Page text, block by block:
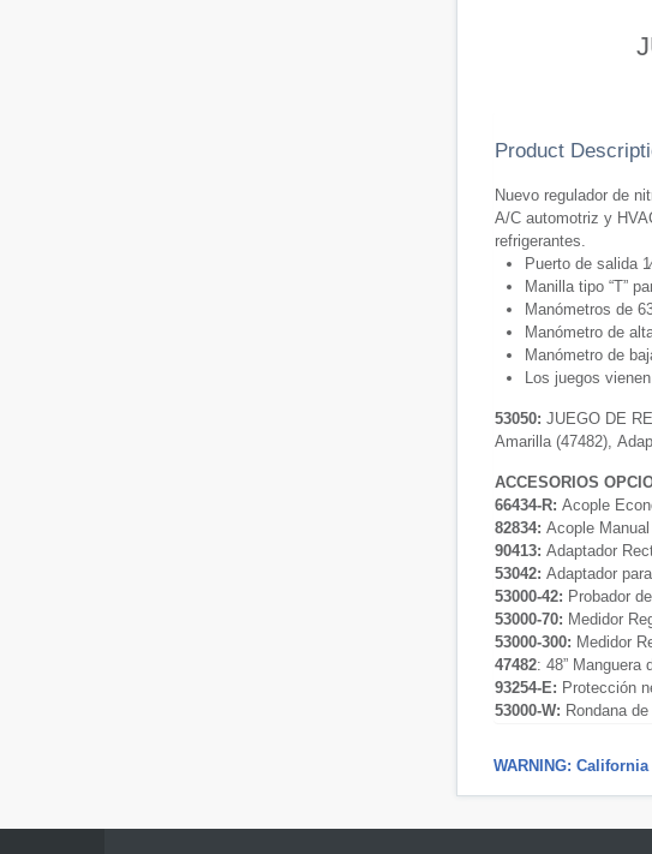
Product
Nuevo regulador de
A/C automotriz y
refrigerantes.
Puerto de salida
Manilla tipo “T”
Manómetros de
Manómetro de
Manómetro de
Los juegos
53050: JUEGO DE
Amarilla (47482),
ACCESORIOS
66434-R: Acople
82834: Acople
90413: Adaptador
53042: Adaptador
53000-42: Probador
53000-70: Medidor
53000-300: Medidor
47482: 48” Manguera
93254-E: Protección
53000-W: Rondana
WARNING: